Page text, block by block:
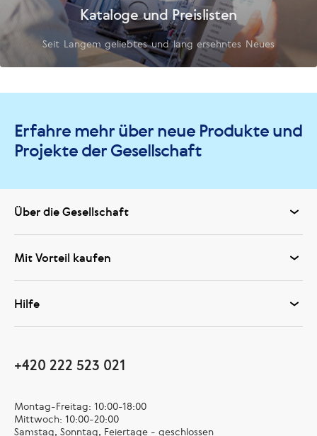
Kataloge und Preislisten
Seit Langem geliebtes und lang ersehntes Neues
Erfahre mehr über neue Produkte und
Projekte der Gesellschaft
Über die Gesellschaft
Mit Vorteil kaufen
Hilfe
+420 222 523 021
Montag-Freitag: 10:00-18:00
Mittwoch: 10:00-20:00
Samstag, Sonntag, Feiertage - geschlossen